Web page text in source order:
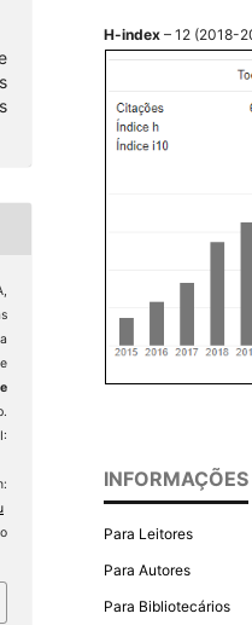
H-index – 12 (2018-
INFORMAÇÕES
Para Leitores
Para Autores
Para Bibliotecários